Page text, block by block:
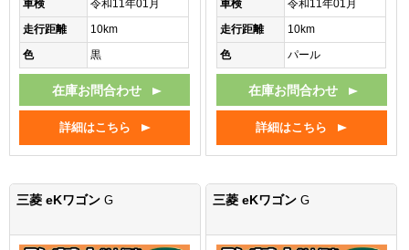
車検
令和11年01月
走行距離
10km
色
黒
在庫お問合わせ
詳細はこちら
車検
令和11年01月
走行距離
10km
色
パール
在庫お問合わせ
詳細はこちら
三菱 eKワゴン G 三菱 eKワゴンG